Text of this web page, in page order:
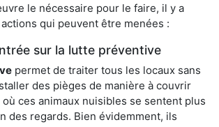
le nécessaire pour le faire, il y a
qui peuvent être menées :
sur la lutte préventive
permet de traiter tous les locaux sans
des pièges de manière à couvrir
ces animaux nuisibles se sentent plus
des regards. Bien évidemment, ils